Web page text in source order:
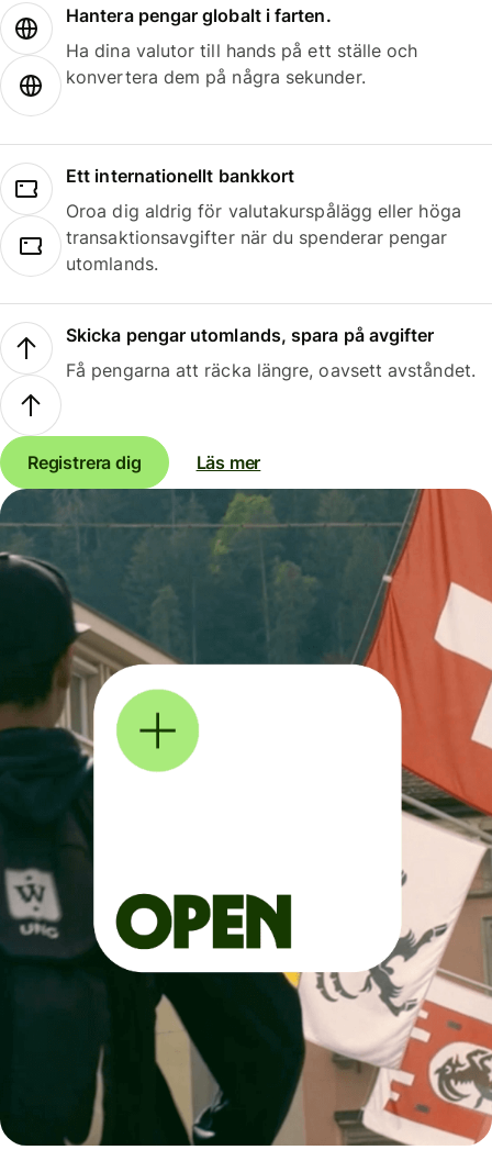
Hantera pengar globalt i farten.
Ha dina valutor till hands på ett ställe och
konvertera dem på några sekunder.
Ett internationellt bankkort
Oroa dig aldrig för valutakurspålägg eller höga
transaktionsavgifter när du spenderar pengar
utomlands.
Skicka pengar utomlands, spara på avgifter
Få pengarna att räcka längre, oavsett avståndet.
Registrera dig Läs mer